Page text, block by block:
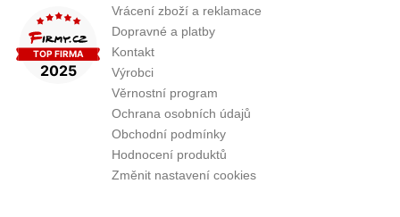
Vrácení zboží a reklamace
Dopravné a platby
Kontakt
Výrobci
Věrnostní program
Ochrana osobních údajů
Obchodní podmínky
Hodnocení produktů
Změnit nastavení cookies